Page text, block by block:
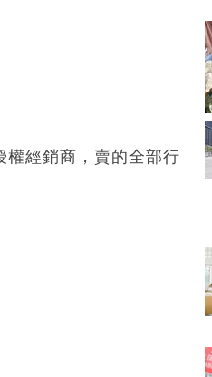
經銷商，賣的全部行